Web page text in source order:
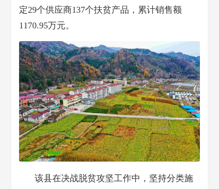
定29个供应商137个扶贫产品，累计销售额
1170.95万元。
该县在决战脱贫攻坚工作中，坚持分类施